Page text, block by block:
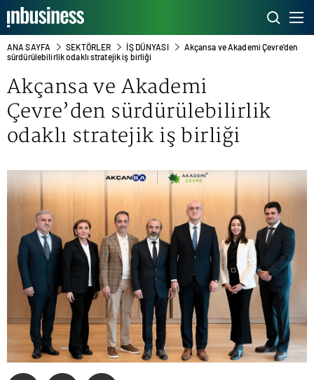
ANA SAYFA SEKTÖRLER İŞ DÜNYASI
Akçansa ve Akademi Çevre’den
sürdürülebilirlik odaklı stratejik iş birliği
Akçansa ve Akademi
Çevre’den sürdürülebilirlik
odaklı stratejik iş birliği